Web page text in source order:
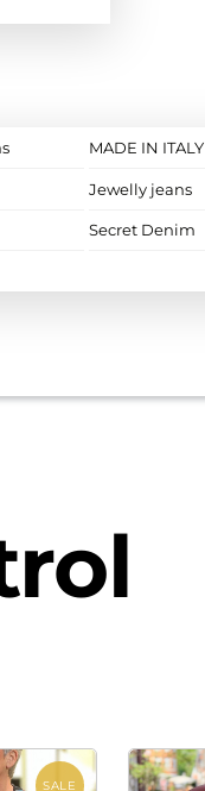
MADE IN ITALY
Jewelly jeans
Secret Denim
SALE